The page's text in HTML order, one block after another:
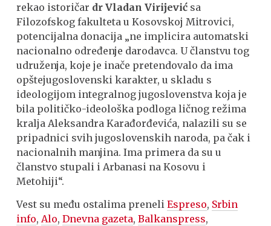
rekao istoričar dr Vladan Virijević sa
Filozofskog fakulteta u Kosovskoj Mitrovici,
potencijalna donacija „ne implicira automatski
nacionalno određenje darodavca. U članstvu tog
udruženja, koje je inače pretendovalo da ima
opštejugoslovenski karakter, u skladu s
ideologijom integralnog jugoslovenstva koja je
bila političko-ideološka podloga ličnog režima
kralja Aleksandra Karađorđevića, nalazili su se
pripadnici svih jugoslovenskih naroda, pa čak i
nacionalnih manjina. Ima primera da su u
članstvo stupali i Arbanasi na Kosovu i
Metohiji“.
Vest su među ostalima preneliEspreso, Srbin
info,Alo,Dnevna gazeta,Balkanspress,